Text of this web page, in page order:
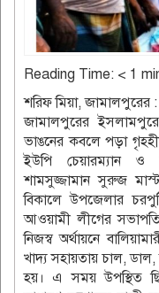
Reading Time: < 1
শরিফ মিয়া, জামালপুরের :
জামালপুরের
ভাঙনের কবলে পড়া
ইউপি চেয়ারম্যান
শামসুজ্জামান সুরুজ
বিকালে উপজেলার
আওয়ামী লীগের
নিজস্ব অর্থায়নে
খাদ্য সহায়তায় চাল,
হয়। এ সময় উপস্থিত